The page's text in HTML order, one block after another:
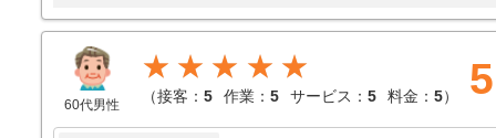
【料金】
繁忙期ではあったが割引を頑張ってもらえた
60代男性
★★★★★
（接客： 5 作業： 5 サービス： 5 料金： 5） 5